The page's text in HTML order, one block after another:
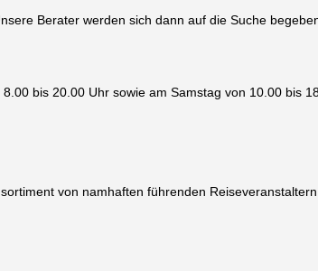
Berater werden sich dann auf die Suche
bis 20.00 Uhr sowie am Samstag von 10.00 bis
von namhaften führenden Reiseveranstaltern